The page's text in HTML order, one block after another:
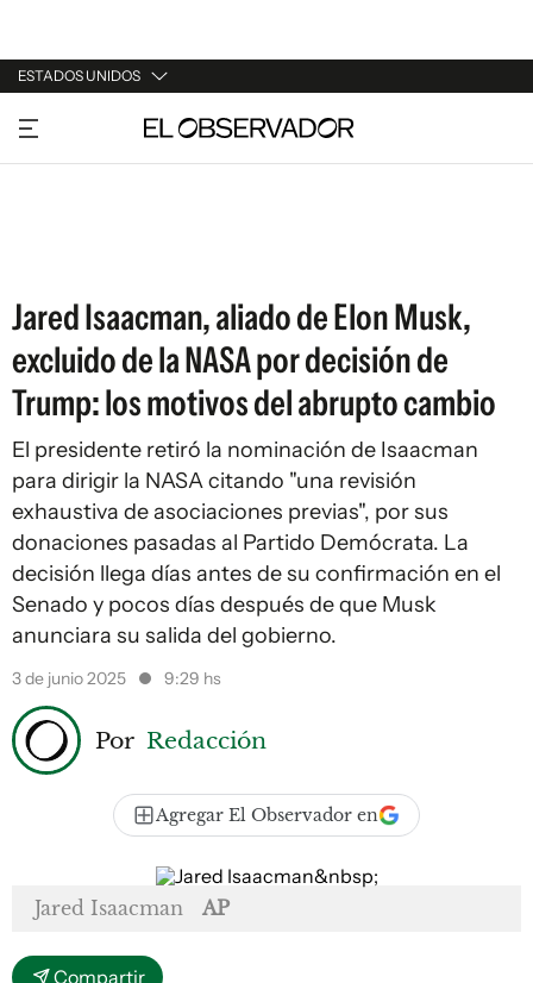
ESTADOS UNIDOS
URUGUAY
ARGENTINA
Jared Isaacman, aliado de Elon Musk,
excluido de la NASA por decisión de
Trump: los motivos del abrupto cambio
El presidente retiró la nominación de Isaacman
para dirigir la NASA citando "una revisión
exhaustiva de asociaciones previas", por sus
donaciones pasadas al Partido Demócrata. La
decisión llega días antes de su confirmación en el
Senado y pocos días después de que Musk
anunciara su salida del gobierno.
3 de junio 2025 9:29 hs
Por Redacción
Agregar El Observador en
Jared Isaacman AP
Compartir